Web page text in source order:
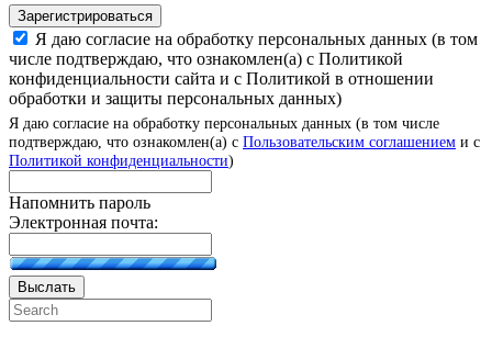
Зарегистрироваться
Я даю согласие на обработку персональных данных (в том
числе подтверждаю, что ознакомлен(а) с Политикой
конфиденциальности сайта и с Политикой в отношении
обработки и защиты персональных данных)
Я даю согласие на обработку персональных данных (в том числе
подтверждаю, что ознакомлен(а) с Пользовательским соглашением и с
Политикой конфиденциальности)
Напомнить пароль
Электронная почта:
Выслать